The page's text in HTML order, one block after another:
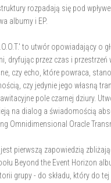
rozpadają się pod
albumy i EP.
to utwór opowiadający o
dryfując przez czas i przestrzeń
czy echo, które powraca,
czy jedynie jego własną
pole czarnej dziury.
na dialog a świadomością
Omnidimensional Oracle
jest pierwszą zapowiedzią
Beyond the Event Horizon
grupy - do składu, który do tej